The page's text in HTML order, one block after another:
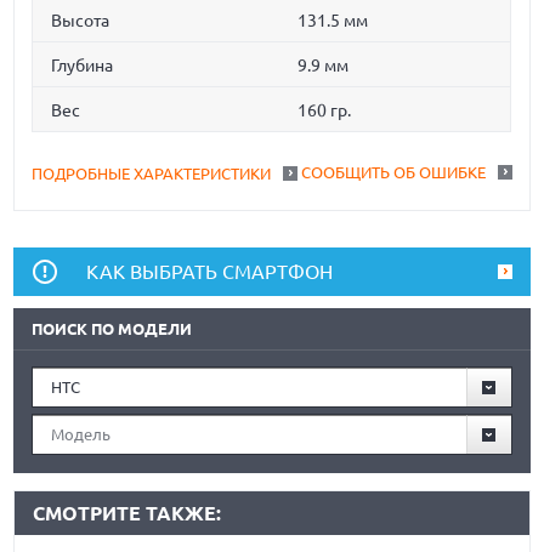
Высота 131.5 мм
Глубина 9.9 мм
Вес 160 гр.
СООБЩИТЬ ОБ ОШИБКЕ
ПОДРОБНЫЕ ХАРАКТЕРИСТИКИ
КАК ВЫБРАТЬ СМАРТФОН
ПОИСК ПО МОДЕЛИ
HTC
Модель
СМОТРИТЕ ТАКЖЕ: